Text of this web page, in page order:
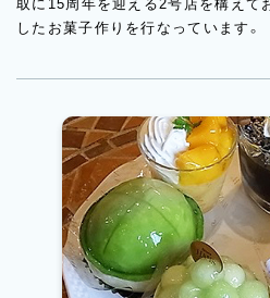
取に15周年を迎える2号店を構えて
したお菓子作りを行なっています。